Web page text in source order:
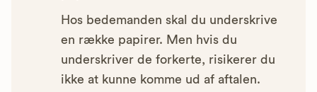
Hos bedemanden skal du underskrive
en række papirer. Men hvis du
underskriver de forkerte, risikerer du
ikke at kunne komme ud af aftalen.